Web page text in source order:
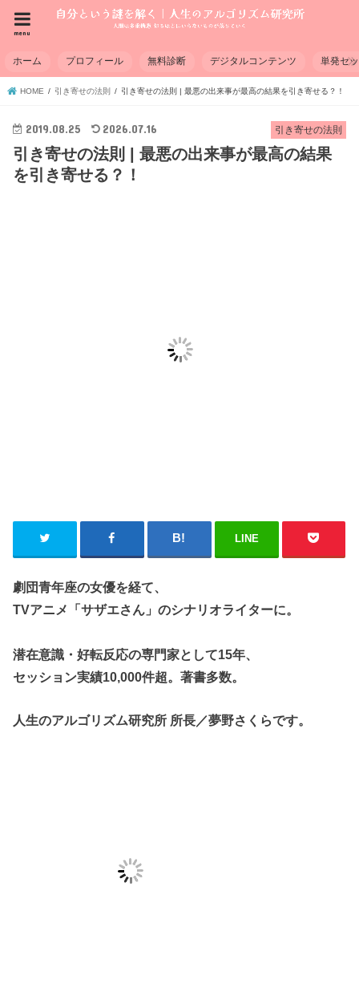
menu
ホーム プロフィール 無料診断 デジタルコンテンツ 単発セ
HOME 引き寄せの法則 引き寄せの法則 | 最悪の出来事が最高の結果を引き寄せる？！
引き寄せの法則
2019.08.25 2026.07.16
引き寄せの法則 | 最悪の出来事が最高の結果
を引き寄せる？！
LINE
劇団青年座の女優を経て、
TVアニメ「サザエさん」のシナリオライターに。
潜在意識・好転反応の専門家として15年、
セッション実績10,000件超。著書多数。
人生のアルゴリズム研究所 所長／夢野さくらです。